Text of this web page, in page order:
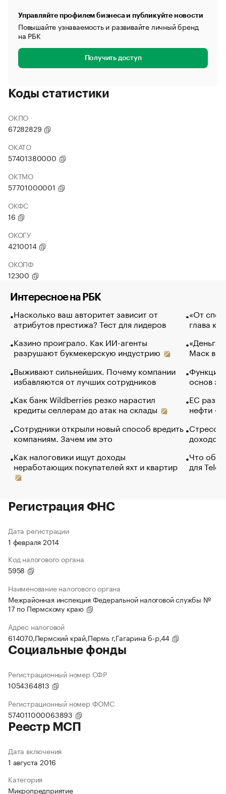
Управляйте профилем бизнеса и публикуйте новости
Повышайте узнаваемость и развивайте личный бренд
на РБК
Получить доступ
Коды статистики
ОКПО
67282829
ОКАТО
57401380000
ОКТМО
57701000001
ОКФС
16
ОКОГУ
4210014
ОКОПФ
12300
Интересное на РБК
Насколько ваш авторитет зависит от
атрибутов престижа? Тест для лидеров
Казино проиграло. Как ИИ-агенты
разрушают букмекерскую индустрию
Выживают сильнейших. Почему компании
избавляются от лучших сотрудников
Как банк Wildberries резко нарастил
кредиты селлерам до атак на склады
Сотрудники открыли новый способ вредить
компаниям. Зачем им это
Как налоговики ищут доходы
неработающих покупателей яхт и квартир
«От
глава
«Деньги
Маск в
Функции
основ
ЕС
нефти —
Стресс
доходов
Что
для
Регистрация ФНС
Дата регистрации
1 февраля 2014
Код налогового органа
5958
Наименование налогового органа
Межрайонная инспекция Федеральной налоговой службы №
17 по Пермскому краю
Адрес налоговой
614070,Пермский край,Пермь г,Гагарина б-р,44
Социальные фонды
Регистрационный номер СФР
1054364813
Регистрационный номер ФОМС
574011000063893
Реестр МСП
Дата включения
1 августа 2016
Категория
Микропредприятие